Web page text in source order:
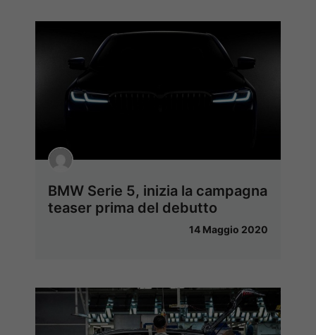
BMW Serie 5, inizia la campagna
teaser prima del debutto
14 Maggio 2020